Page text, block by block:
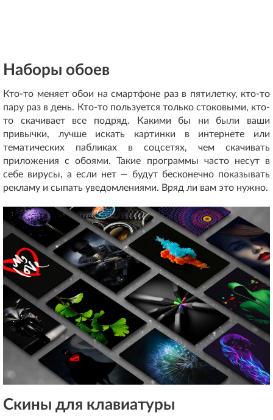
Наборы обоев
Кто-то меняет обои на смартфоне раз в пятилетку, кто-то
пару раз в день. Кто-то пользуется только стоковыми, кто-
то скачивает все подряд. Какими бы ни были ваши
привычки, лучше искать картинки в интернете или
тематических пабликах в соцсетях, чем скачивать
приложения с обоями. Такие программы часто несут в
себе вирусы, а если нет — будут бесконечно показывать
рекламу и сыпать уведомлениями. Вряд ли вам это нужно.
Скины для клавиатуры